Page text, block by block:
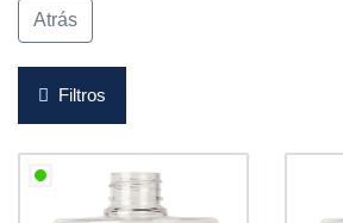
Atrás
Filtros